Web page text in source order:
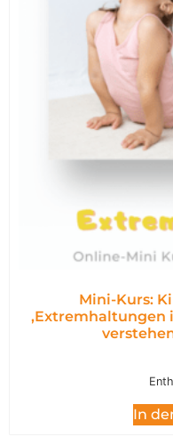
Mini-Kurs:
,Extremhaltungen
In